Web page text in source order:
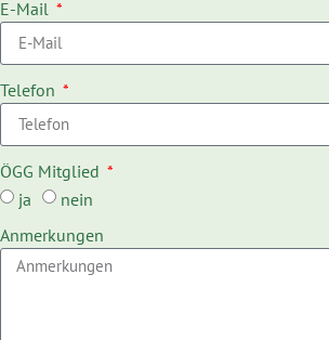
E-Mail
Telefon
ÖGG Mitglied
ja
nein
Anmerkungen